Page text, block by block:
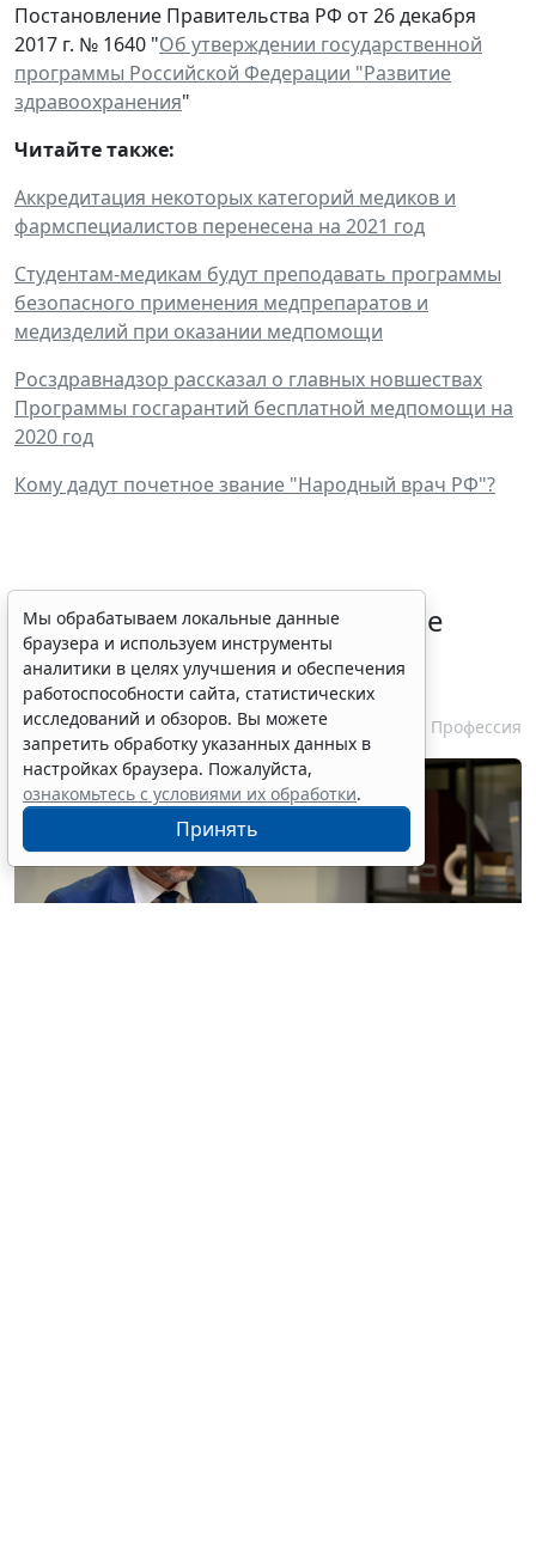
Постановление Правительства РФ от 26 декабря
2017 г. № 1640 "Об утверждении государственной
программы Российской Федерации "Развитие
здравоохранения"
Читайте также:
Аккредитация некоторых категорий медиков и
фармспециалистов перенесена на 2021 год
Студентам-медикам будут преподавать программы
безопасного применения медпрепаратов и
медизделий при оказании медпомощи
Росздравнадзор рассказал о главных новшествах
Программы госгарантий бесплатной медпомощи на
2020 год
Кому дадут почетное звание "Народный врач РФ"?
Совет ФПА РФ утвердил новые
разъяснения по вопросам
адвокатской деятельности
7 августа 2026 13:56 Профессия
Мы обрабатываем локальные данные
браузера и используем инструменты
аналитики в целях улучшения и обеспечения
работоспособности сайта, статистических
исследований и обзоров. Вы можете
запретить обработку указанных данных в
настройках браузера. Пожалуйста,
ознакомьтесь с условиями их обработки.
Принять